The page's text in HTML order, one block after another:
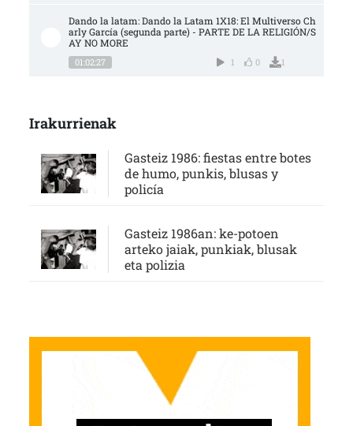
Dando la latam: Dando la Latam 1X18: El Multiverso Ch
arly García (segunda parte) - PARTE DE LA RELIGIÓN/S
AY NO MORE
01:02:27 1 0 1
Irakurrienak
Gasteiz 1986: fiestas entre botes
de humo, punkis, blusas y
policía
Gasteiz 1986an: ke-potoen
arteko jaiak, punkiak, blusak
eta polizia